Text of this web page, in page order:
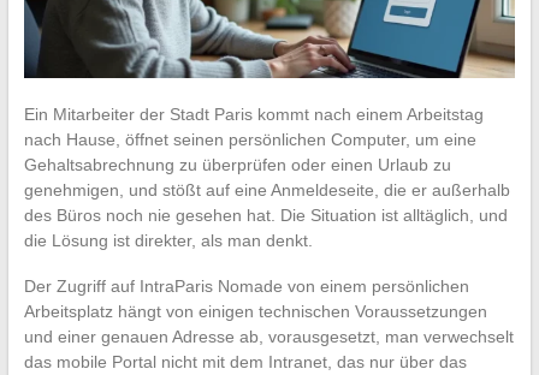
Ein Mitarbeiter der Stadt Paris kommt nach einem Arbeitstag
nach Hause, öffnet seinen persönlichen Computer, um eine
Gehaltsabrechnung zu überprüfen oder einen Urlaub zu
genehmigen, und stößt auf eine Anmeldeseite, die er außerhalb
des Büros noch nie gesehen hat. Die Situation ist alltäglich, und
die Lösung ist direkter, als man denkt.
Der Zugriff auf IntraParis Nomade von einem persönlichen
Arbeitsplatz hängt von einigen technischen Voraussetzungen
und einer genauen Adresse ab, vorausgesetzt, man verwechselt
das mobile Portal nicht mit dem Intranet, das nur über das